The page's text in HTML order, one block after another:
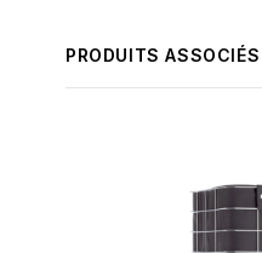
PRODUITS ASSOCIÉS